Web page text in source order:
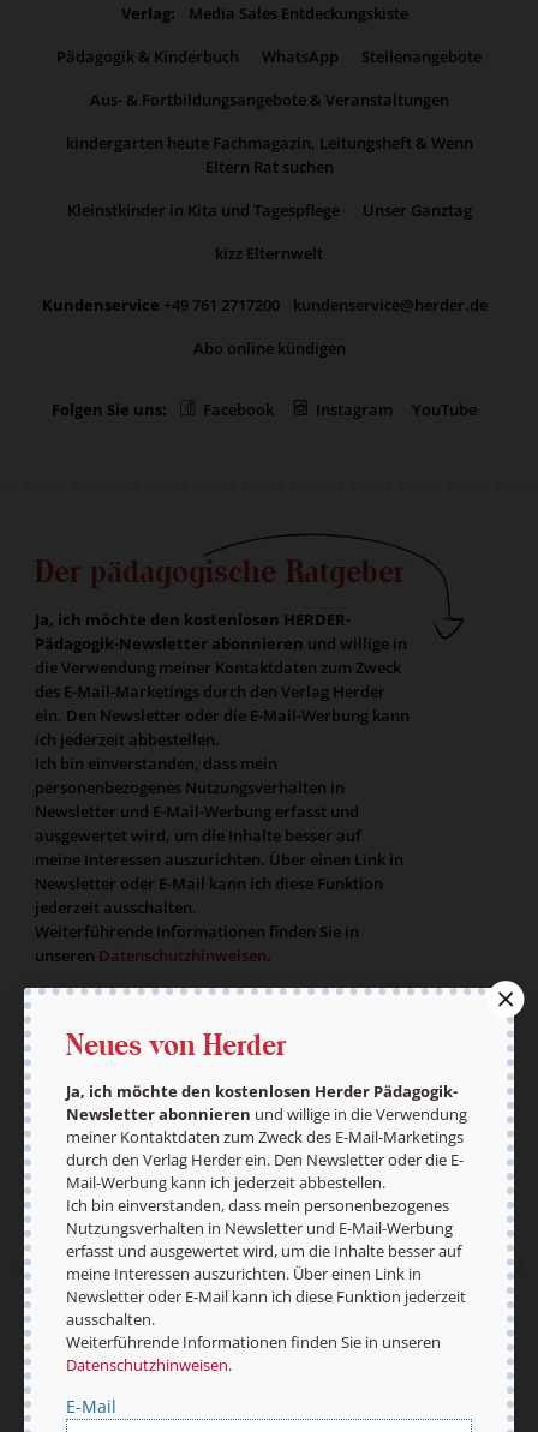
Verlag:
Media Sales Entdeckungskiste
Pädagogik & Kinderbuch
WhatsApp
Stellenangebote
Aus- & Fortbildungsangebote & Veranstaltungen
kindergarten heute Fachmagazin, Leitungsheft & Wenn
Eltern Rat suchen
Kleinstkinder in Kita und Tagespflege
Unser Ganztag
kizz Elternwelt
Kundenservice +49 761 2717200
kundenservice@herder.de
Abo online kündigen
Folgen Sie uns: Facebook Instagram YouTube
Der pädagogische Ratgeber
Ja, ich möchte den kostenlosen HERDER-
Pädagogik-Newsletter abonnieren und willige in
die Verwendung meiner Kontaktdaten zum Zweck
des E-Mail-Marketings durch den Verlag Herder
ein. Den Newsletter oder die E-Mail-Werbung kann
ich jederzeit abbestellen.
Ich bin einverstanden, dass mein
personenbezogenes Nutzungsverhalten in
Newsletter und E-Mail-Werbung erfasst und
ausgewertet wird, um die Inhalte besser auf
meine Interessen auszurichten. Über einen Link in
Newsletter oder E-Mail kann ich diese Funktion
jederzeit ausschalten.
Weiterführende Informationen finden Sie in
unseren Datenschutzhinweisen.
E-Mail
Jetzt anmelden
AGB und Widerrufsbelehrung
Barrierefreiheit
Impressum
Neues von Herder
Ja, ich möchte den kostenlosen Herder Pädagogik-
Newsletter abonnieren und willige in die Verwendung
meiner Kontaktdaten zum Zweck des E-Mail-Marketings
durch den Verlag Herder ein. Den Newsletter oder die E-
Mail-Werbung kann ich jederzeit abbestellen.
Ich bin einverstanden, dass mein personenbezogenes
Nutzungsverhalten in Newsletter und E-Mail-Werbung
erfasst und ausgewertet wird, um die Inhalte besser auf
meine Interessen auszurichten. Über einen Link in
Newsletter oder E-Mail kann ich diese Funktion jederzeit
ausschalten.
Weiterführende Informationen finden Sie in unseren
Datenschutzhinweisen.
E-Mail